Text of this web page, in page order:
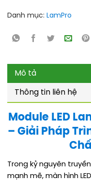
Danh mục: LamPro
Mô tả
Thông tin liên hệ
Module LED
– Giải Pháp
Trong kỷ nguyên
mạnh mẽ, màn hình